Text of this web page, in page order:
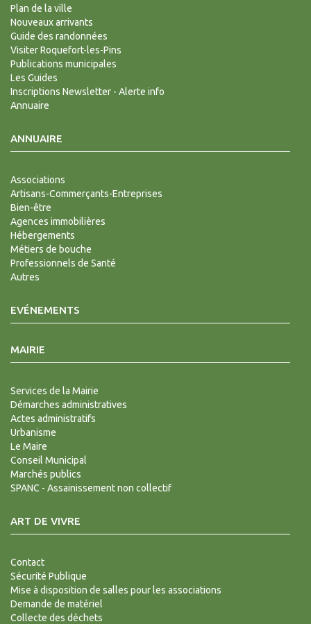
Plan de la ville
Nouveaux arrivants
Guide des randonnées
Visiter Roquefort-les-Pins
Publications municipales
Les Guides
Inscriptions Newsletter - Alerte info
Annuaire
ANNUAIRE
Associations
Artisans-Commerçants-Entreprises
Bien-être
Agences immobilières
Hébergements
Métiers de bouche
Professionnels de Santé
Autres
EVÉNEMENTS
MAIRIE
Services de la Mairie
Démarches administratives
Actes administratifs
Urbanisme
Le Maire
Conseil Municipal
Marchés publics
SPANC - Assainissement non collectif
ART DE VIVRE
Contact
Sécurité Publique
Mise à disposition de salles pour les associations
Demande de matériel
Collecte des déchets